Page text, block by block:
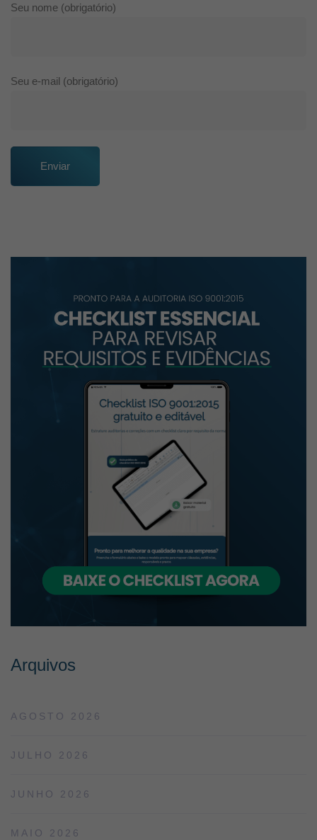
Seu nome (obrigatório)
Seu e-mail (obrigatório)
Arquivos
AGOSTO 2026
JULHO 2026
JUNHO 2026
MAIO 2026